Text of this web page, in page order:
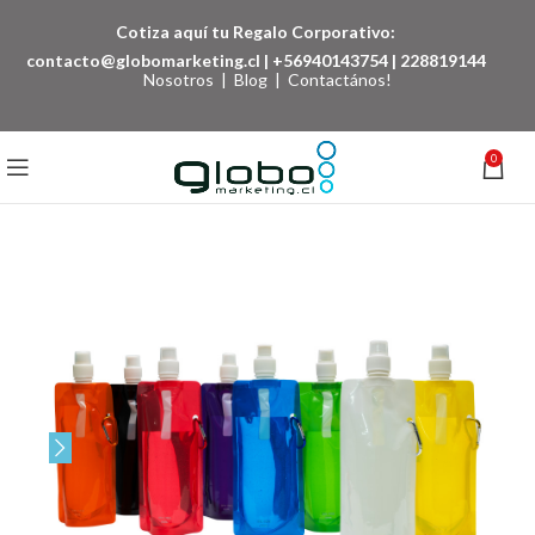
Cotiza aquí tu Regalo Corporativo:
contacto@globomarketing.cl | +56940143754 | 228819144
Nosotros | Blog | Contactános!
0